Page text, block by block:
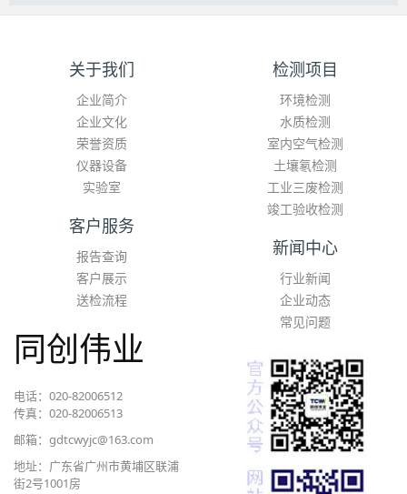
关于我们
企业简介
企业文化
荣誉资质
仪器设备
实验室
检测项目
环境检测
水质检测
室内空气检测
土壤氡检测
工业三废检测
竣工验收检测
客户服务
报告查询
客户展示
送检流程
新闻中心
行业新闻
企业动态
常见问题
同创伟业
电话：020-82006512
传真：020-82006513
邮箱：gdtcwyjc@163.com
地址：广东省广州市黄埔区联浦
街2号1001房